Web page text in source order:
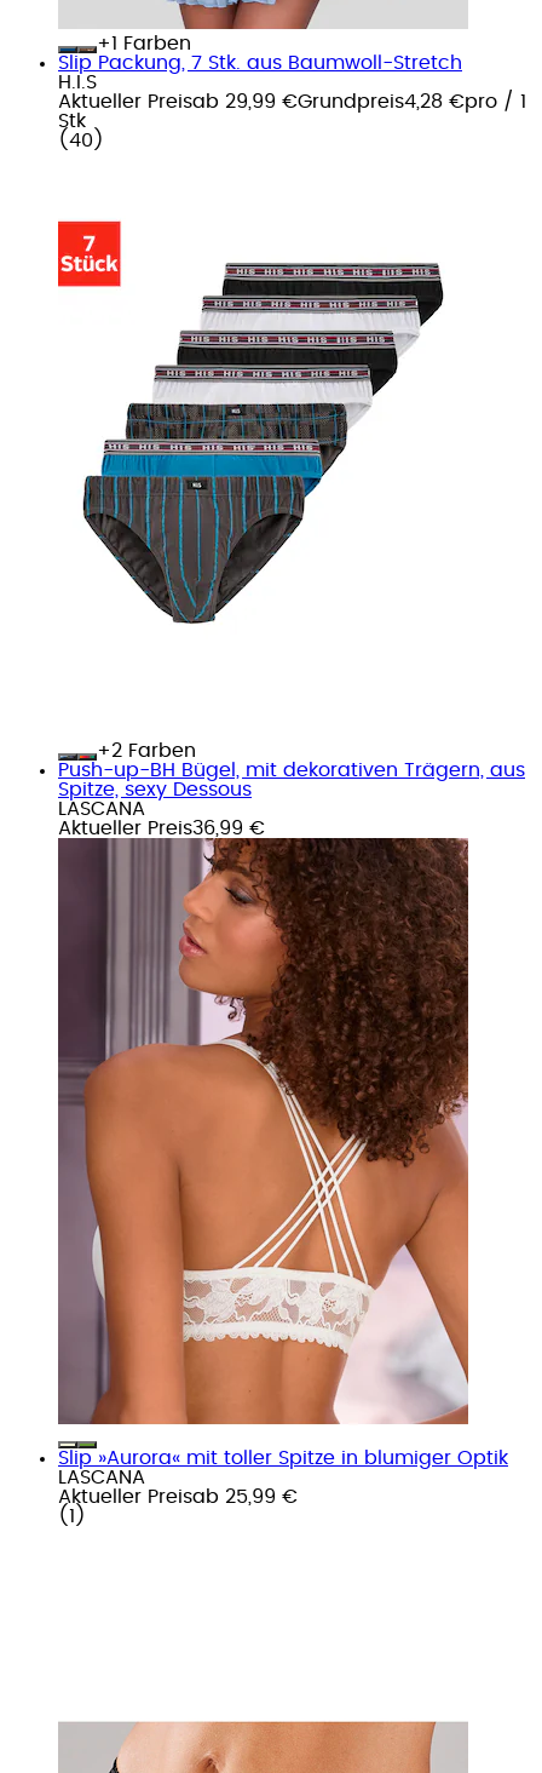
+
Farben
Slip Packung, 7 Stk. aus Baumwoll-Stretch
H.I.S
Aktueller Preisab 29,99 €Grundpreis4,28 €pro / 1
Stk
( 40 )
+
Farben
Push-up-BH Bügel, mit dekorativen Trägern, aus
Spitze, sexy Dessous
LASCANA
Aktueller Preis36,99 €
Slip »Aurora« mit toller Spitze in blumiger Optik
LASCANA
Aktueller Preisab 25,99 €
( 1 )